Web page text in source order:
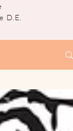
D.E.